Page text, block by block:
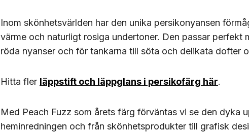
Inom skönhetsvärlden har den unika persikonyansen
värme och naturligt rosiga undertoner. Den passar perfekt
röda nyanser och för tankarna till söta och delikata dofter
Hitta fler läppstift och läppglans i persikofärg här.
Med Peach Fuzz som årets färg förväntas vi se den dyka
heminredningen och från skönhetsprodukter till grafisk